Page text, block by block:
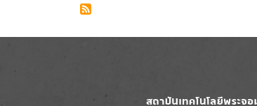
Image Image